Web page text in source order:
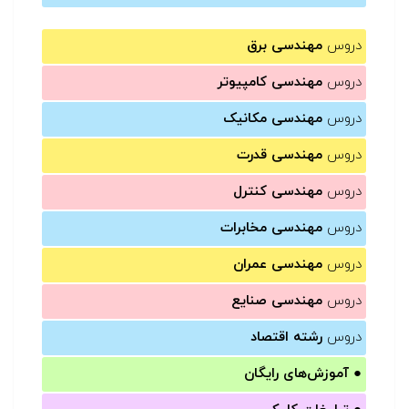
دروس مهندسی برق
دروس مهندسی کامپیوتر
دروس مهندسی مکانیک
دروس مهندسی قدرت
دروس مهندسی کنترل
دروس مهندسی مخابرات
دروس مهندسی عمران
دروس مهندسی صنایع
دروس رشته اقتصاد
● آموزش‌های رایگان